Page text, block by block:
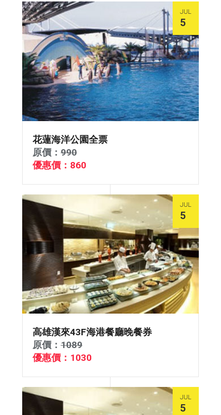
JUL
5
花蓮海洋公園全票
原價： 990
優惠價：860
JUL
5
高雄漢來43F海港餐廳晚餐券
原價： 1089
優惠價：1030
JUL
5